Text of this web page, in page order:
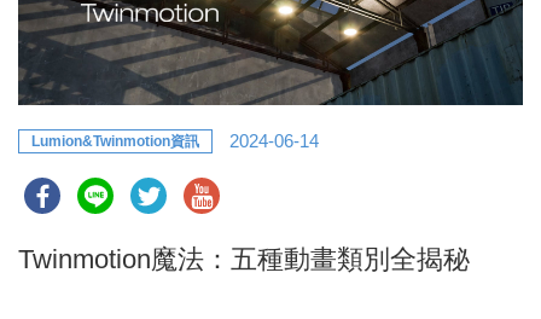
Lumion&Twinmotion資訊 2024-06-14
Twinmotion魔法：五種動畫類別全揭秘